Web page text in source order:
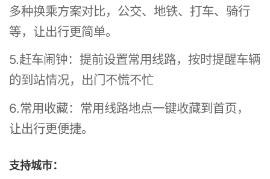
多种换乘方案对比，公交、地铁、打车、骑行
等，让出行更简单。
5.赶车闹钟：提前设置常用线路，按时提醒车辆
的到站情况，出门不慌不忙
6.常用收藏：常用线路地点一键收藏到首页，
让出行更便捷。
支持城市：